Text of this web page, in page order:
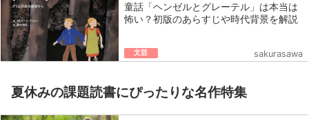
童話「ヘンゼルとグレーテル」は本当は
怖い？初版のあらすじや時代背景を解説
文芸 sakurasawa
夏休みの課題読書にぴったりな名作特集